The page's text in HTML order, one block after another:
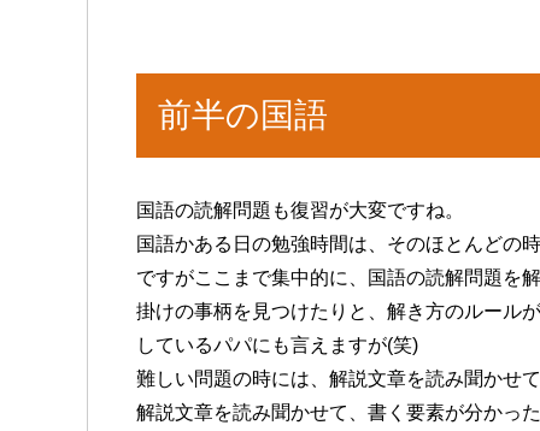
前半の国語
国語の読解問題も復習が大変ですね。
国語かある日の勉強時間は、そのほとんどの
ですがここまで集中的に、国語の読解問題を
掛けの事柄を見つけたりと、解き方のルール
しているパパにも言えますが(笑)
難しい問題の時には、解説文章を読み聞かせ
解説文章を読み聞かせて、書く要素が分かっ